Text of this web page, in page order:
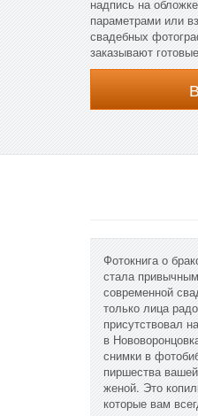
надпись на
параметрами или
свадебных
заказывают
Фотокнига о
стала
современной
только лица
присутствовал
в
снимки в
пиршества
женой. Это
которые вам